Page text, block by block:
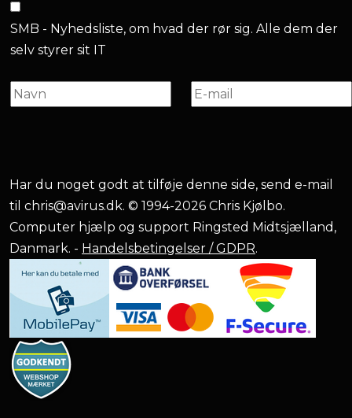
SMB - Nyhedsliste, om hvad der rør sig. Alle dem der
selv styrer sit IT
Har du noget godt at tilføje denne side, send e-mail
til chris@avirus.dk. © 1994-2026 Chris Kjølbo.
Computer hjælp og support Ringsted Midtsjælland,
Danmark. - Handelsbetingelser / GDPR.